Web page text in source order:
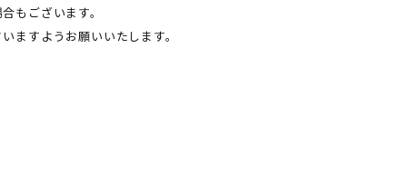
もございます。
ますようお願いいたします。